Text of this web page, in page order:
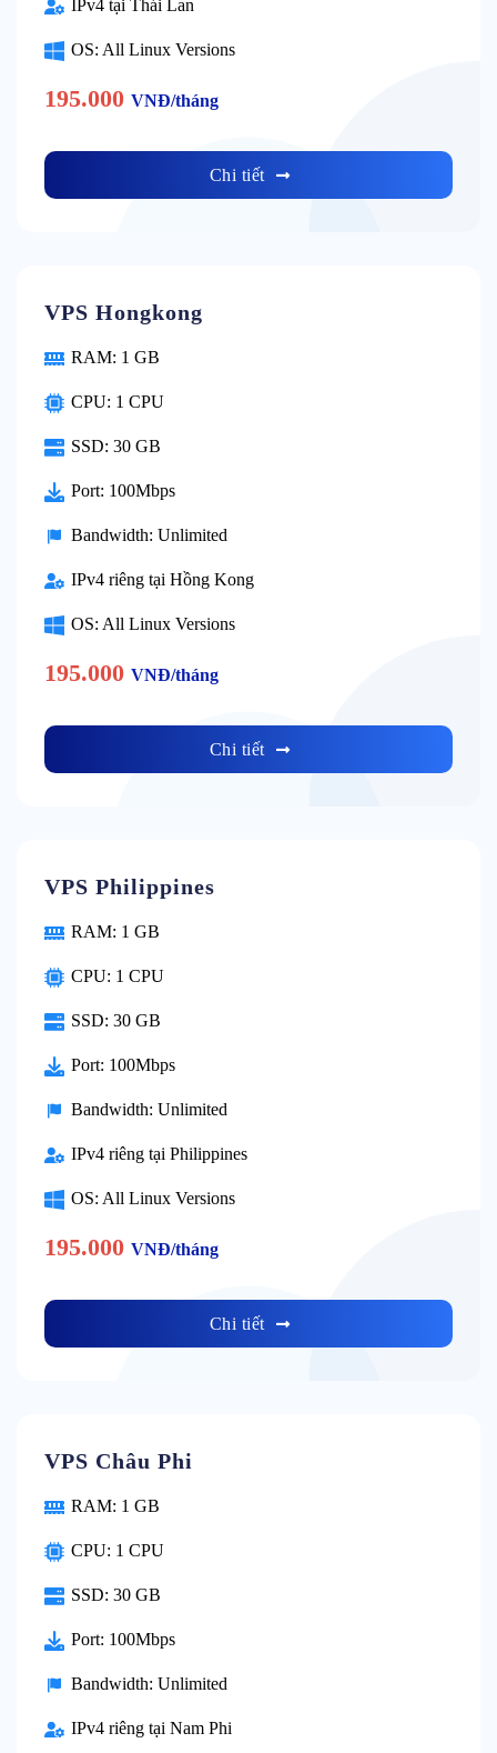
IPv4 tại Thái Lan
OS: All Linux Versions
195.000 VNĐ/tháng
Chi tiết
VPS Hongkong
RAM: 1 GB
CPU: 1 CPU
SSD: 30 GB
Port: 100Mbps
Bandwidth: Unlimited
IPv4 riêng tại Hồng Kong
OS: All Linux Versions
195.000 VNĐ/tháng
Chi tiết
VPS Philippines
RAM: 1 GB
CPU: 1 CPU
SSD: 30 GB
Port: 100Mbps
Bandwidth: Unlimited
IPv4 riêng tại Philippines
OS: All Linux Versions
195.000 VNĐ/tháng
Chi tiết
VPS Châu Phi
RAM: 1 GB
CPU: 1 CPU
SSD: 30 GB
Port: 100Mbps
Bandwidth: Unlimited
IPv4 riêng tại Nam Phi